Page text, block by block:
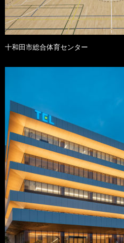
十和田市総合体育センター